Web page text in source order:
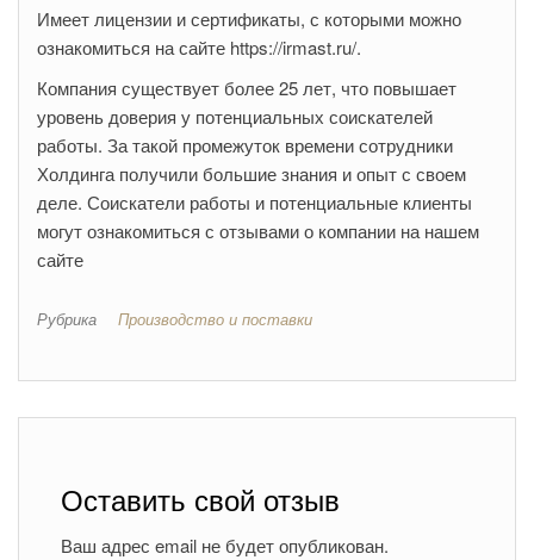
Имеет лицензии и сертификаты, с которыми можно
ознакомиться на сайте https://irmast.ru/.
Компания существует более 25 лет, что повышает
уровень доверия у потенциальных соискателей
работы. За такой промежуток времени сотрудники
Холдинга получили большие знания и опыт с своем
деле. Соискатели работы и потенциальные клиенты
могут ознакомиться с отзывами о компании на нашем
сайте
Рубрика Производство и поставки
Оставить свой отзыв
Ваш адрес email не будет опубликован.